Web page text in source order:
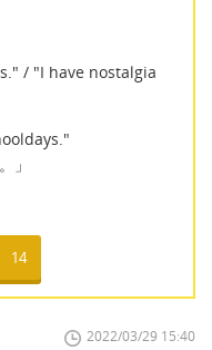
/ "I have nostalgia
」
14
2022/03/29 15:40